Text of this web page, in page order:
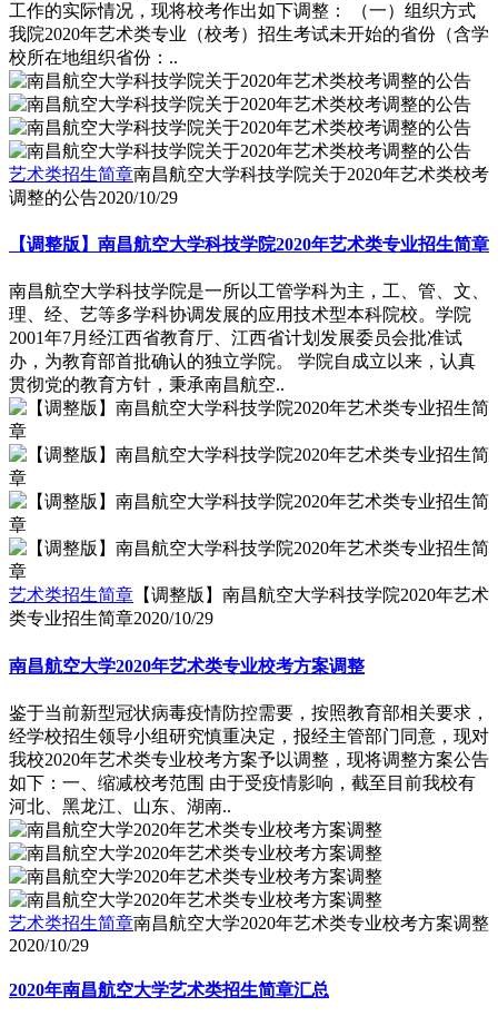
工作的实际情况，现将校考作出如下调整： （一）组织方式
我院2020年艺术类专业（校考）招生考试未开始的省份（含学
校所在地组织省份：..
艺术类招生简章南昌航空大学科技学院关于2020年艺术类校考
调整的公告2020/10/29
【调整版】南昌航空大学科技学院2020年艺术类专业招生简章
南昌航空大学科技学院是一所以工管学科为主，工、管、文、
理、经、艺等多学科协调发展的应用技术型本科院校。学院
2001年7月经江西省教育厅、江西省计划发展委员会批准试
办，为教育部首批确认的独立学院。 学院自成立以来，认真
贯彻党的教育方针，秉承南昌航空..
艺术类招生简章 【调整版】南昌航空大学科技学院2020年艺术
类专业招生简章2020/10/29
南昌航空大学2020年艺术类专业校考方案调整
鉴于当前新型冠状病毒疫情防控需要，按照教育部相关要求，
经学校招生领导小组研究慎重决定，报经主管部门同意，现对
我校2020年艺术类专业校考方案予以调整，现将调整方案公告
如下：一、缩减校考范围 由于受疫情影响，截至目前我校有
河北、黑龙江、山东、湖南..
艺术类招生简章南昌航空大学2020年艺术类专业校考方案调整
2020/10/29
2020年南昌航空大学艺术类招生简章汇总